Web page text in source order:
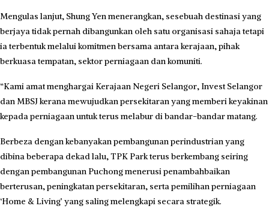
Mengulas lanjut, Shung Yen menerangkan, sesebuah destinasi yang
berjaya tidak pernah dibangunkan oleh satu organisasi sahaja tetapi
ia terbentuk melalui komitmen bersama antara kerajaan, pihak
berkuasa tempatan, sektor perniagaan dan komuniti.
“Kami amat menghargai Kerajaan Negeri Selangor, Invest Selangor
dan MBSJ kerana mewujudkan persekitaran yang memberi keyakinan
kepada perniagaan untuk terus melabur di bandar-bandar matang.
Berbeza dengan kebanyakan pembangunan perindustrian yang
dibina beberapa dekad lalu, TPK Park terus berkembang seiring
dengan pembangunan Puchong menerusi penambahbaikan
berterusan, peningkatan persekitaran, serta pemilihan perniagaan
‘Home & Living’ yang saling melengkapi secara strategik.